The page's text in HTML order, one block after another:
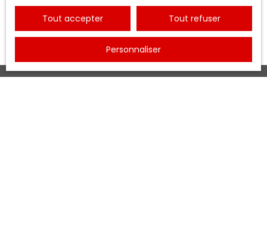
−
Tout accepter Tout refuser
Personnaliser